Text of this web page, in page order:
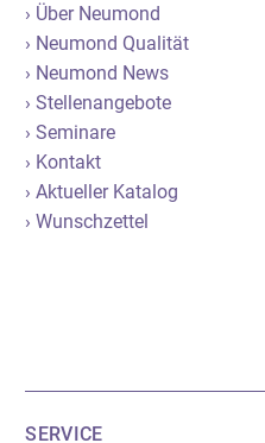
› Über Neumond
› Neumond Qualität
› Neumond News
› Stellenangebote
› Seminare
› Kontakt
› Aktueller Katalog
› Wunschzettel
SERVICE